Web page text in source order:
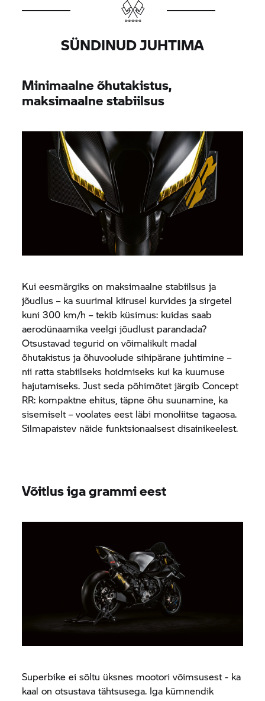
SÜNDINUD JUHTIMA
Minimaalne õhutakistus,
maksimaalne stabiilsus
Kui eesmärgiks on maksimaalne stabiilsus ja
jõudlus – ka suurimal kiirusel kurvides ja sirgetel
kuni 300 km/h – tekib küsimus: kuidas saab
aerodünaamika veelgi jõudlust parandada?
Otsustavad tegurid on võimalikult madal
õhutakistus ja õhuvoolude sihipärane juhtimine –
nii ratta stabiilseks hoidmiseks kui ka kuumuse
hajutamiseks. Just seda põhimõtet järgib Concept
RR: kompaktne ehitus, täpne õhu suunamine, ka
sisemiselt – voolates eest läbi monoliitse tagaosa.
Silmapaistev näide funktsionaalsest disainikeelest.
Võitlus iga grammi eest
Superbike ei sõltu üksnes mootori võimsusest - ka
kaal on otsustava tähtsusega. Iga kümnendik